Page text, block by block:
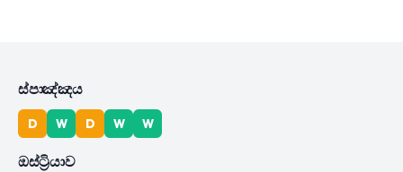
ස්පාඤ්ඤය
D W D W W
ඔස්ට්‍රියාව